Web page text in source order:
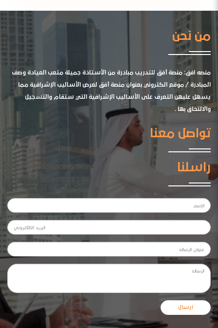
من نحن
منصه افق: منصة أفق للتدريب مبادرة من الأستاذة جميلة متعب العيادة وصف
المبادرة / موقع الكتروني بعنوان منصة أفق لعرض الأساليب الإشرافية مما
يسهل عليهن التعرف على الأساليب الإشرافية التي ستقام والتسجيل
والالتحاق بها .
تواصل معنا
راسلنا
ارسال